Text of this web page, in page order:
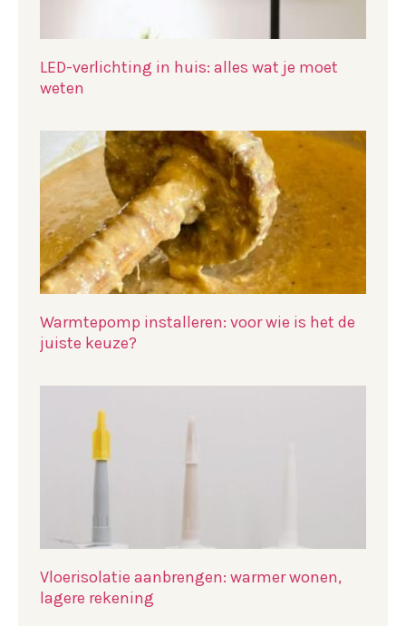
LED-verlichting in huis: alles wat je moet
weten
Warmtepomp installeren: voor wie is het de
juiste keuze?
Vloerisolatie aanbrengen: warmer wonen,
lagere rekening